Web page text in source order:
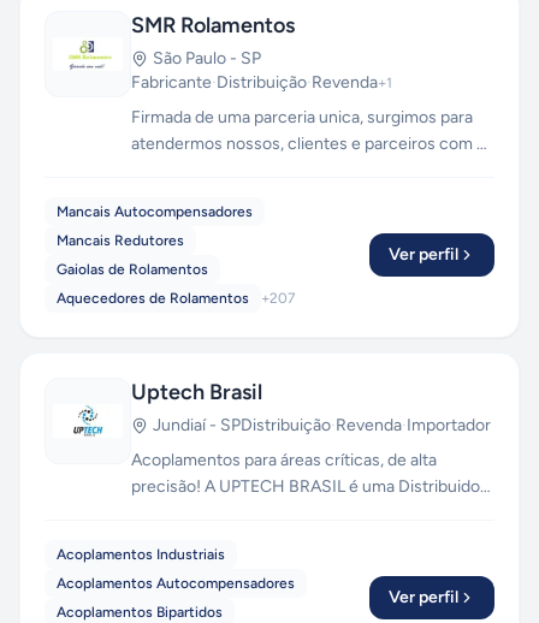
SMR Rolamentos
São Paulo - SP
Fabricante·Distribuição·Revenda+1
Firmada de uma parceria unica, surgimos para
atendermos nossos, clientes e parceiros com o
promover maior qualidade no mercado de peças
de reposição para a industria.
Mancais Autocompensadores
Mancais Redutores
Gaiolas de Rolamentos
Aquecedores de Rolamentos
+207
Ver perfil
Uptech Brasil
Jundiaí- SPDistribuição·Revenda·Importador
Acoplamentos para áreas críticas, de alta
precisão! A UPTECH BRASIL é uma Distribuidora
estoque grande, com disponibilidade de envio
via aéreo, transportadoras, moto-express,
correios e retirada em loja física! Temos
Acoplamentos Industriais
Acoplamentos Autocompensadores
Acoplamentos Bipartidos
Ver perfil